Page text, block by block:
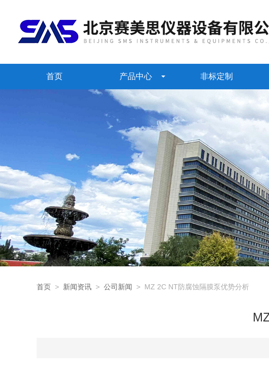
首页 产品中心 非标定制
首页 > 新闻资讯 > 公司新闻 > MZ 2C NT防腐蚀隔膜泵优势分析